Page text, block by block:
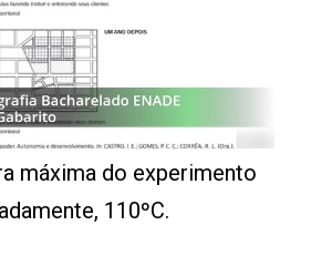
máxima do experimento
110ºC.